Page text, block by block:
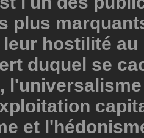
plus
hostilité au
duquel se
et